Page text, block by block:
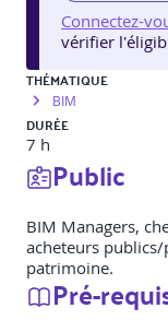
Connectez-
vérifier
THÉMATIQUE
BIM
DURÉE
7 h
Public
BIM Managers,
acheteurs publics/
patrimoine.
Pré-